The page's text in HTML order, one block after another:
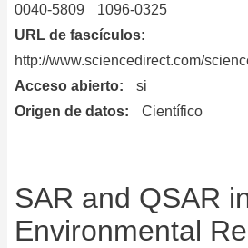
0040-5809
1096-0325
URL de fascículos
http://www.sciencedirect.com/
Acceso abierto
si
Origen de datos
Científico
SAR and QSAR
Environmental